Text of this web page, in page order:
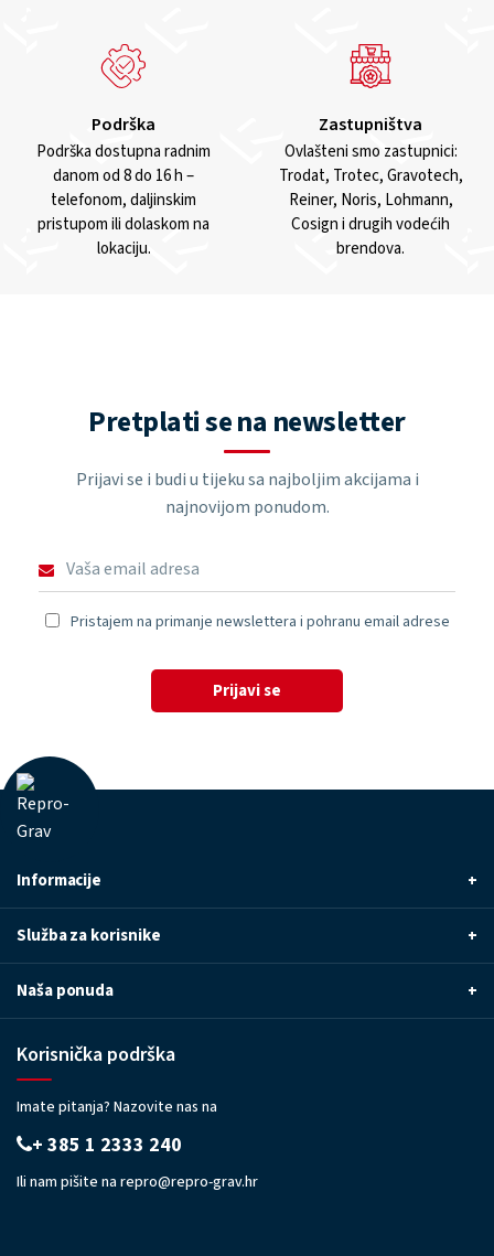
Podrška
Podrška dostupna radnim
danom od 8 do 16 h –
telefonom, daljinskim
pristupom ili dolaskom na
lokaciju.
Zastupništva
Ovlašteni smo zastupnici:
Trodat, Trotec, Gravotech,
Reiner, Noris, Lohmann,
Cosign i drugih vodećih
brendova.
Pretplati se na newsletter
Prijavi se i budi u tijeku sa najboljim akcijama i
najnovijom ponudom.
Pristajem na primanje newslettera i pohranu email adrese
Prijavi se
Informacije +
Služba za korisnike +
Naša ponuda +
Korisnička podrška
Imate pitanja? Nazovite nas na
+ 385 1 2333 240
Ili nam pišite na repro@repro-grav.hr